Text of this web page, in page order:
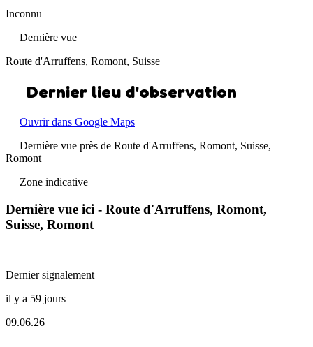
Inconnu
Dernière vue
Route d'Arruffens, Romont, Suisse
Dernier lieu d'observation
Ouvrir dans Google Maps
Dernière vue près de Route d'Arruffens, Romont, Suisse,
Romont
Zone indicative
Dernière vue ici - Route d'Arruffens, Romont,
Suisse, Romont
Dernier signalement
il y a 59 jours
09.06.26